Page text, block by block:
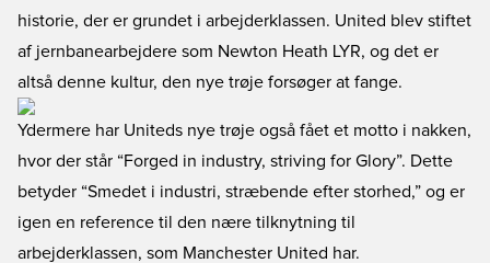
historie, der er grundet i arbejderklassen. United blev stiftet
af jernbanearbejdere som Newton Heath LYR, og det er
altså denne kultur, den nye trøje forsøger at fange.
Ydermere har Uniteds nye trøje også fået et motto i nakken,
hvor der står “Forged in industry, striving for Glory”. Dette
betyder “Smedet i industri, stræbende efter storhed,” og er
igen en reference til den nære tilknytning til
arbejderklassen, som Manchester United har.